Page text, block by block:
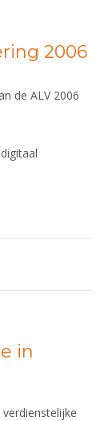
2006
de ALV 2006
in